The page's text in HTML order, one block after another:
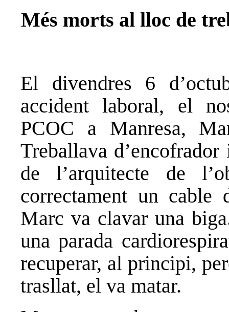
Més morts al lloc de
El divendres 6
accident laboral, el
PCOC a Manresa,
Treballava
de l’arquitecte de
correctament un cable
Marc va clavar una
una parada
recuperar, al principi,
trasllat, el va matar.